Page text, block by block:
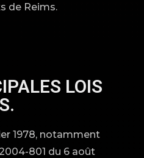
de Reims.
LOIS
1978, notamment
801 du 6 août